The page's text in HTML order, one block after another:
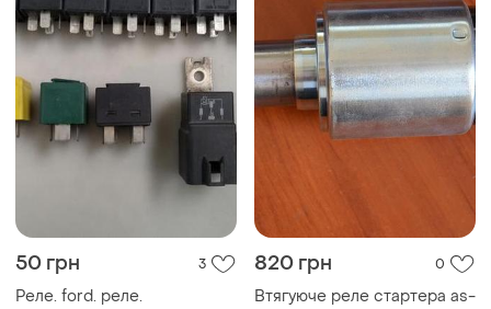
50 грн 3
Реле. ford. реле.
820 грн 0
Втягуюче реле стартера as-